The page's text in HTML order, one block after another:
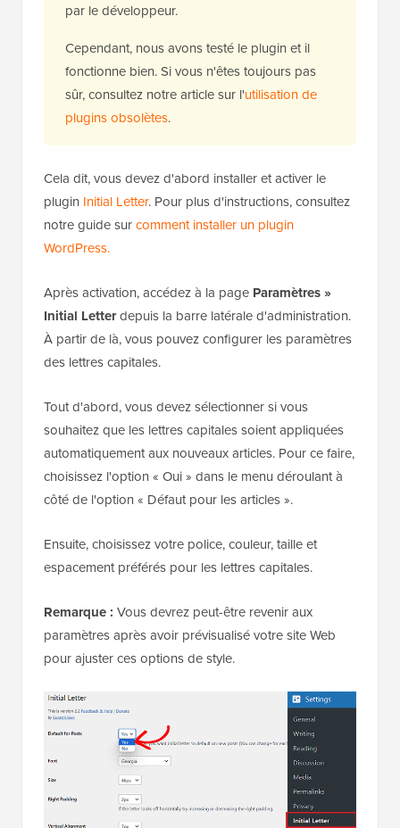
par le développeur.
Cependant, nous avons testé le plugin et il
fonctionne bien. Si vous n'êtes toujours pas
sûr, consultez notre article sur l'utilisation de
plugins obsolètes.
Cela dit, vous devez d'abord installer et activer le
plugin Initial Letter. Pour plus d'instructions, consultez
notre guide surcomment installer un plugin
WordPress.
Après activation, accédez à la page Paramètres »
Initial Letterdepuis la barre latérale d'administration.
À partir de là, vous pouvez configurer les paramètres
des lettres capitales.
Tout d'abord, vous devez sélectionner si vous
souhaitez que les lettres capitales soient appliquées
automatiquement aux nouveaux articles. Pour ce faire,
choisissez l'option « Oui » dans le menu déroulant à
côté de l'option « Défaut pour les articles ».
Ensuite, choisissez votre police, couleur, taille et
espacement préférés pour les lettres capitales.
Remarque : Vous devrez peut-être revenir aux
paramètres après avoir prévisualisé votre site Web
pour ajuster ces options de style.